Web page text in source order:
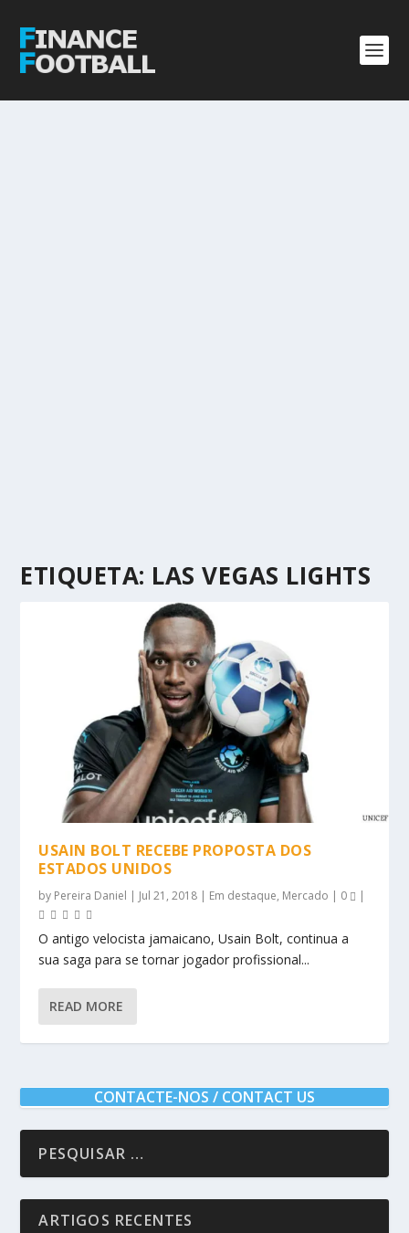
ETIQUETA: LAS VEGAS LIGHTS
USAIN BOLT RECEBE PROPOSTA DOS
ESTADOS UNIDOS
by Pereira Daniel | Jul 21, 2018 | Em destaque, Mercado | 0 |
O antigo velocista jamaicano, Usain Bolt, continua a
sua saga para se tornar jogador profissional...
READ MORE
CONTACTE-NOS / CONTACT US
ARTIGOS RECENTES